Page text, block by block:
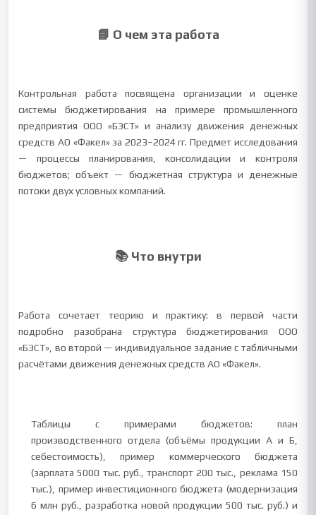
📘 О чем эта работа
Контрольная работа посвящена организации и оценке
системы бюджетирования на примере промышленного
предприятия ООО «БЭСТ» и анализу движения денежных
средств АО «Факел» за 2023–2024 гг. Предмет исследования
— процессы планирования, консолидации и контроля
бюджетов; объект — бюджетная структура и денежные
потоки двух условных компаний.
📚 Что внутри
Работа сочетает теорию и практику: в первой части
подробно разобрана структура бюджетирования ООО
«БЭСТ», во второй — индивидуальное задание с табличными
расчётами движения денежных средств АО «Факел».
Таблицы с примерами бюджетов: план
производственного отдела (объёмы продукции А и Б,
себестоимость), пример коммерческого бюджета
(зарплата 5000 тыс. руб., транспорт 200 тыс., реклама 150
тыс.), пример инвестиционного бюджета (модернизация
6 млн руб., разработка новой продукции 500 тыс. руб.) и